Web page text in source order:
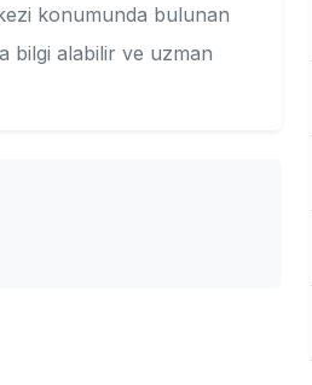
konumunda bulunan
bilgi alabilir ve uzman